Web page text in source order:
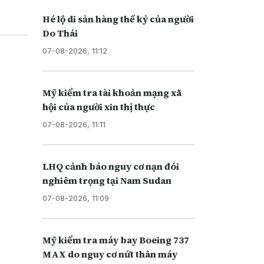
Hé lộ di sản hàng thế kỷ của người
Do Thái
07-08-2026, 11:12
Mỹ kiểm tra tài khoản mạng xã
hội của người xin thị thực
07-08-2026, 11:11
LHQ cảnh báo nguy cơ nạn đói
nghiêm trọng tại Nam Sudan
07-08-2026, 11:09
Mỹ kiểm tra máy bay Boeing 737
MAX do nguy cơ nứt thân máy